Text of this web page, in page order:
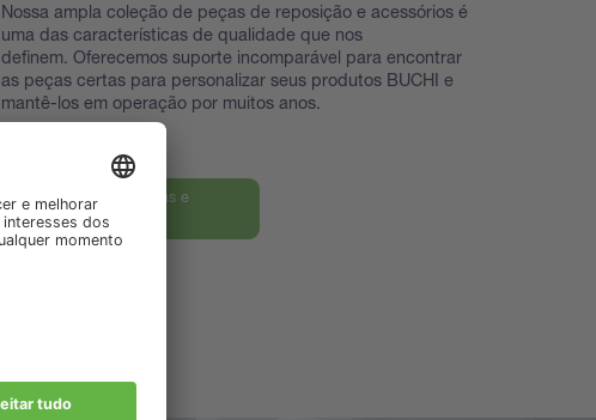
Nossa ampla coleção de peças de reposição e acessórios é
uma das características de qualidade que nos
definem. Oferecemos suporte incomparável para encontrar
as peças certas para personalizar seus produtos BUCHI e
mantê-los em operação por muitos anos.
Descubra nossas peças e
acessórios